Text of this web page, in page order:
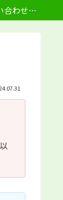
お問い合わせフォーム